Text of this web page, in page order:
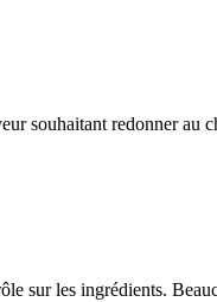
souhaitant redonner au
sur les ingrédients.